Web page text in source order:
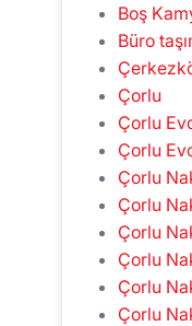
Boş
Büro
Çorlu
Çorlu
Çorlu
Çorlu
Çorlu
Çorlu
Çorlu
Çorlu
Çorlu